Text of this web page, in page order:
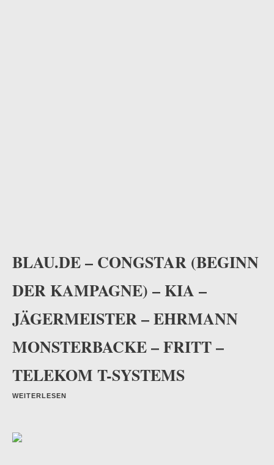
BLAU.DE – CONGSTAR (BEGINN
DER KAMPAGNE) – KIA –
JÄGERMEISTER – EHRMANN
MONSTERBACKE – FRITT –
TELEKOM T-SYSTEMS
WEITERLESEN